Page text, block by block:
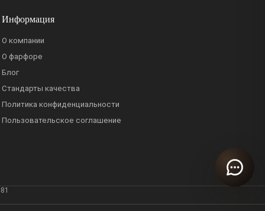
Информация
О компании
О фарфоре
Блог
Стандарты качества
Политика конфиденциальности
Пользовательское соглашение